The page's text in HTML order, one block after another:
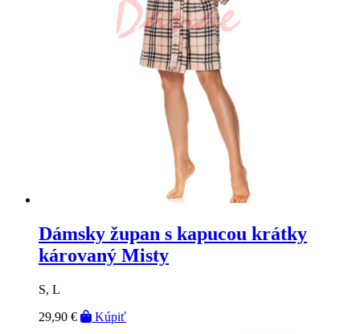
Dámsky župan s kapucou krátky
károvaný Misty
S, L
29,90 €
Kúpiť